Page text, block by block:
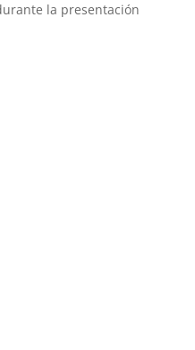
la presentación